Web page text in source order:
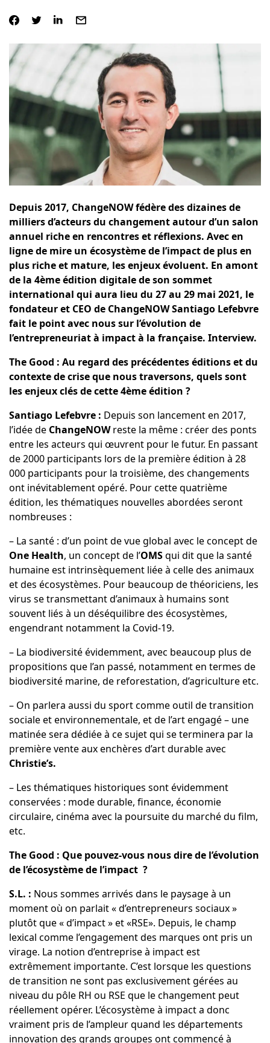
Depuis 2017, ChangeNOW fédère des dizaines de
milliers d’acteurs du changement autour d’un salon
annuel riche en rencontres et réflexions. Avec en
ligne de mire un écosystème de l’impact de plus en
plus riche et mature, les enjeux évoluent. En amont
de la 4ème édition digitale de son sommet
international qui aura lieu du 27 au 29 mai 2021, le
fondateur et CEO de ChangeNOW Santiago Lefebvre
fait le point avec nous sur l’évolution de
l’entrepreneuriat à impact à la française. Interview.
The Good : Au regard des précédentes éditions et du
contexte de crise que nous traversons, quels sont
les enjeux clés de cette 4ème édition ?
Santiago Lefebvre : Depuis son lancement en 2017,
l’idée de ChangeNOWreste la même : créer des ponts
entre les acteurs qui œuvrent pour le futur. En passant
de 2000 participants lors de la première édition à 28
000 participants pour la troisième, des changements
ont inévitablement opéré. Pour cette quatrième
édition, les thématiques nouvelles abordées seront
nombreuses :
– La santé : d’un point de vue global avec le concept de
One Health, un concept de l’OMSqui dit que la santé
humaine est intrinsèquement liée à celle des animaux
et des écosystèmes. Pour beaucoup de théoriciens, les
virus se transmettant d’animaux à humains sont
souvent liés à un déséquilibre des écosystèmes,
engendrant notamment la Covid-19.
– La biodiversité évidemment, avec beaucoup plus de
propositions que l’an passé, notamment en termes de
biodiversité marine, de reforestation, d’agriculture etc.
– On parlera aussi du sport comme outil de transition
sociale et environnementale, et de l’art engagé – une
matinée sera dédiée à ce sujet qui se terminera par la
première vente aux enchères d’art durable avec
Christie’s.
– Les thématiques historiques sont évidemment
conservées : mode durable, finance, économie
circulaire, cinéma avec la poursuite du marché du film,
etc.
The Good : Que pouvez-vous nous dire de l’évolution
de l’écosystème de l’impact ?
S.L. : Nous sommes arrivés dans le paysage à un
moment où on parlait « d’entrepreneurs sociaux »
plutôt que « d’impact » et «RSE». Depuis, le champ
lexical comme l’engagement des marques ont pris un
virage. La notion d’entreprise à impact est
extrêmement importante. C’est lorsque les questions
de transition ne sont pas exclusivement gérées au
niveau du pôle RH ou RSE que le changement peut
réellement opérer. L’écosystème à impact a donc
vraiment pris de l’ampleur quand les départements
innovation des grands groupes ont commencé à